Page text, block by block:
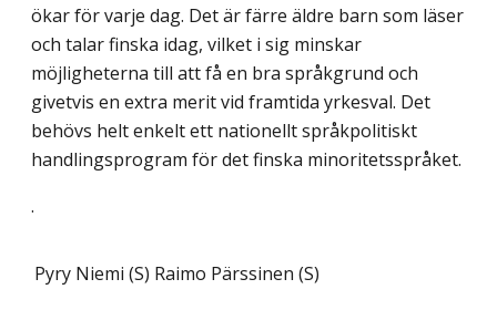
ökar för varje dag. Det är färre äldre barn som läser
och talar finska idag, vilket i sig minskar
möjligheterna till att få en bra språkgrund och
givetvis en extra merit vid framtida yrkesval. Det
behövs helt enkelt ett nationellt språkpolitiskt
handlingsprogram för det finska minoritetsspråket.
.
Pyry Niemi (S) Raimo Pärssinen (S)